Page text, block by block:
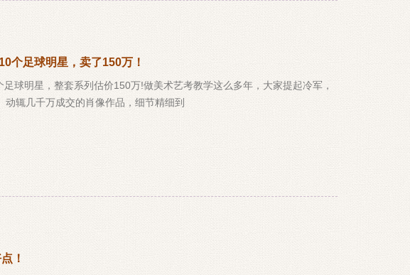
个足球明星，卖了150万！
球明星，整套系列估价150万!做美术艺考教学这么多年，大家提起冷军，
动辄几千万成交的肖像作品，细节精细到
！